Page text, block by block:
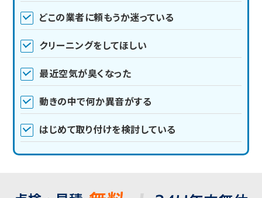
どこの業者に頼もうか迷っている
クリーニングをしてほしい
最近空気が臭くなった
動きの中で何か異音がする
はじめて取り付けを検討している